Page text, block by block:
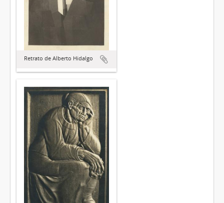
Retrato de Alberto Hidalgo